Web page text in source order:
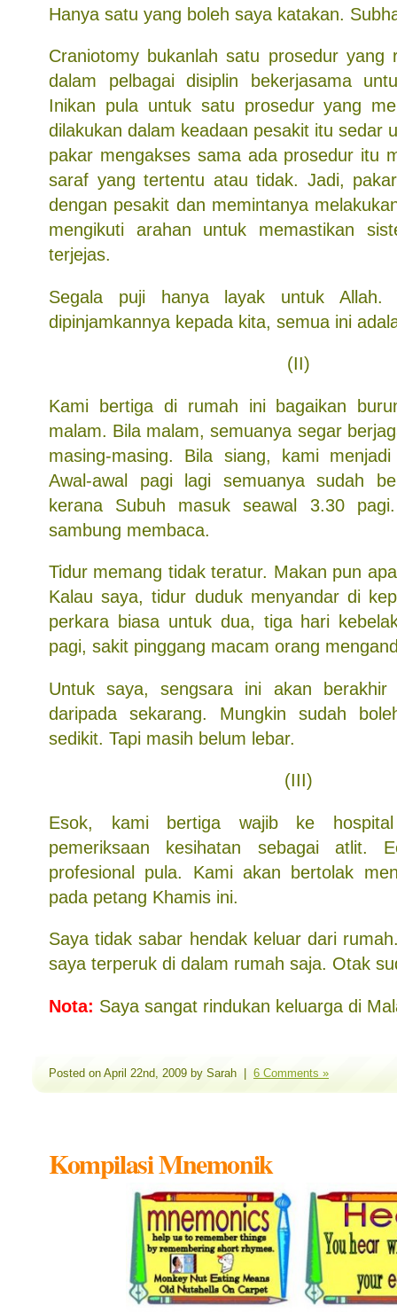
Hanya satu yang boleh saya katakan.
Craniotomy bukanlah satu prosedur yang
dalam pelbagai disiplin bekerjasama
Inikan pula untuk satu prosedur yang
dilakukan dalam keadaan pesakit itu sedar
pakar mengakses sama ada prosedur itu
saraf yang tertentu atau tidak. Jadi,
dengan pesakit dan memintanya
mengikuti arahan untuk memastikan
terjejas.
Segala puji hanya layak untuk Allah.
dipinjamkannya kepada kita, semua ini
(II)
Kami bertiga di rumah ini bagaikan
malam. Bila malam, semuanya segar
masing-masing. Bila siang, kami
Awal-awal pagi lagi semuanya sudah
kerana Subuh masuk seawal 3.30
sambung membaca.
Tidur memang tidak teratur. Makan pun
Kalau saya, tidur duduk menyandar di
perkara biasa untuk dua, tiga hari
pagi, sakit pinggang macam orang
Untuk saya, sengsara ini akan berakhir
daripada sekarang. Mungkin sudah
sedikit. Tapi masih belum lebar.
(III)
Esok, kami bertiga wajib ke
pemeriksaan kesihatan sebagai atlit.
profesional pula. Kami akan bertolak
pada petang Khamis ini.
Saya tidak sabar hendak keluar dari
saya terperuk di dalam rumah saja. Otak
Nota: Saya sangat rindukan keluarga di
Posted on April 22nd, 2009 by Sarah | 6 Comments »
Kompilasi Mnemonik